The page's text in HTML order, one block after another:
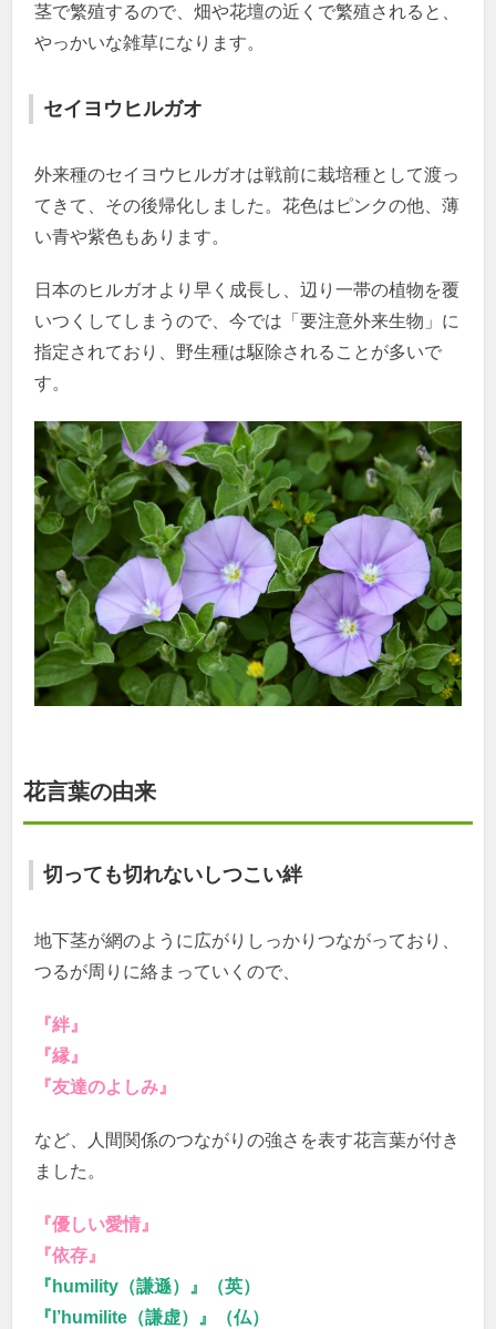
茎で繁殖するので、畑や花壇の近くで繁殖されると、
やっかいな雑草になります。
セイヨウヒルガオ
外来種のセイヨウヒルガオは戦前に栽培種として渡っ
てきて、その後帰化しました。花色はピンクの他、薄
い青や紫色もあります。
日本のヒルガオより早く成長し、辺り一帯の植物を覆
いつくしてしまうので、今では「要注意外来生物」に
指定されており、野生種は駆除されることが多いで
す。
花言葉の由来
切っても切れないしつこい絆
地下茎が網のように広がりしっかりつながっており、
つるが周りに絡まっていくので、
『絆』
『縁』
『友達のよしみ』
など、人間関係のつながりの強さを表す花言葉が付き
ました。
『優しい愛情』
『依存』
『humility（謙遜）』（英）
『l’humilite（謙虚）』（仏）